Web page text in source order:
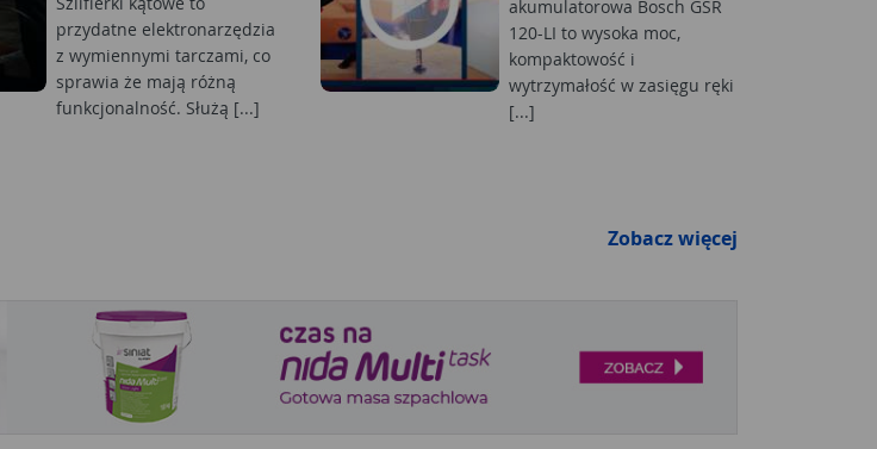
przydatne elektronarzędzia
z wymiennymi tarczami, co
sprawia że mają różną
funkcjonalność. Służą [...]
akumulatorowa Bosch GSR
120-LI to wysoka moc,
kompaktowość i
wytrzymałość w zasięgu ręki
[...]
Zobacz więcej